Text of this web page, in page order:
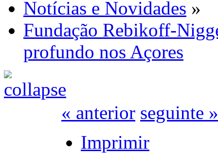
Notícias e Novidades »
Fundação Rebikoff-
profundo nos Açores
« anterior seguinte »
Imprimir